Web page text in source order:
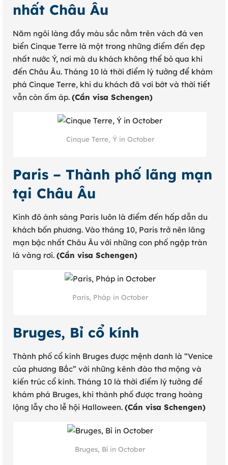
nhất Châu Âu
Năm ngôi làng đầy màu sắc nằm trên vách đá ven
biển Cinque Terre là một trong những điểm đến đẹp
nhất nước Ý, nơi mà du khách không thể bỏ qua khi
đến Châu Âu. Tháng 10 là thời điểm lý tưởng để khám
phá Cinque Terre, khi du khách đã vơi bớt và thời tiết
vẫn còn ấm áp. (Cần visa Schengen)
Cinque Terre, Ý in October
Paris – Thành phố lãng mạn
tại Châu Âu
Kinh đô ánh sáng Paris luôn là điểm đến hấp dẫn du
khách bốn phương. Vào tháng 10, Paris trở nên lãng
mạn bậc nhất Châu Âu với những con phố ngập tràn
lá vàng rơi. (Cần visa Schengen)
Paris, Pháp in October
Bruges, Bỉ cổ kính
Thành phố cổ kính Bruges được mệnh danh là “Venice
của phương Bắc” với những kênh đào thơ mộng và
kiến trúc cổ kính. Tháng 10 là thời điểm lý tưởng để
khám phá Bruges, khi thành phố được trang hoàng
lộng lẫy cho lễ hội Halloween. (Cần visa Schengen)
Bruges, Bỉ in October